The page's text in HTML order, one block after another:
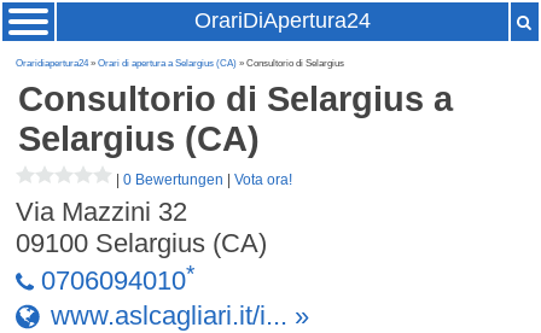
OrariDiApertura24
Oraridiapertura24»Orari di apertura a Selargius (CA) » Consultorio di Selargius
Consultorio di Selargius a
Selargius (CA)
|0 Bewertungen |Vota ora!
Via Mazzini 32
09100 Selargius (CA)
0706094010*
www.aslcagliari.it/i... »